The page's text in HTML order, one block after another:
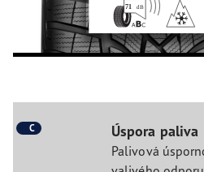
C Úspora paliva
Palivová